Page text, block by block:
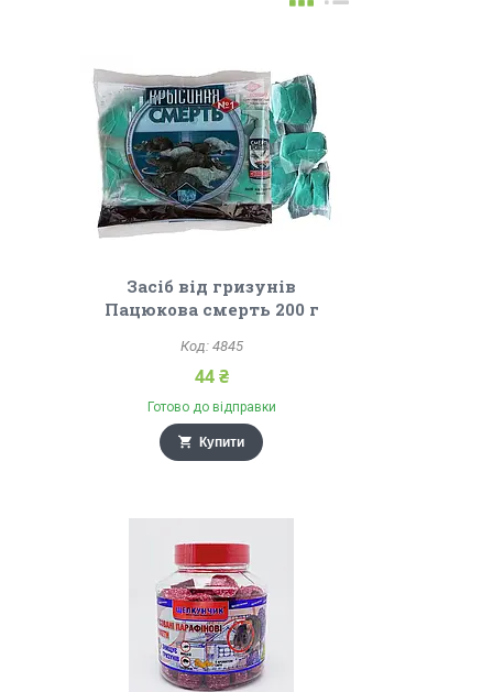
Засіб від гризунів
Пацюкова смерть 200 г
4845
44 ₴
Готово до відправки
Купити